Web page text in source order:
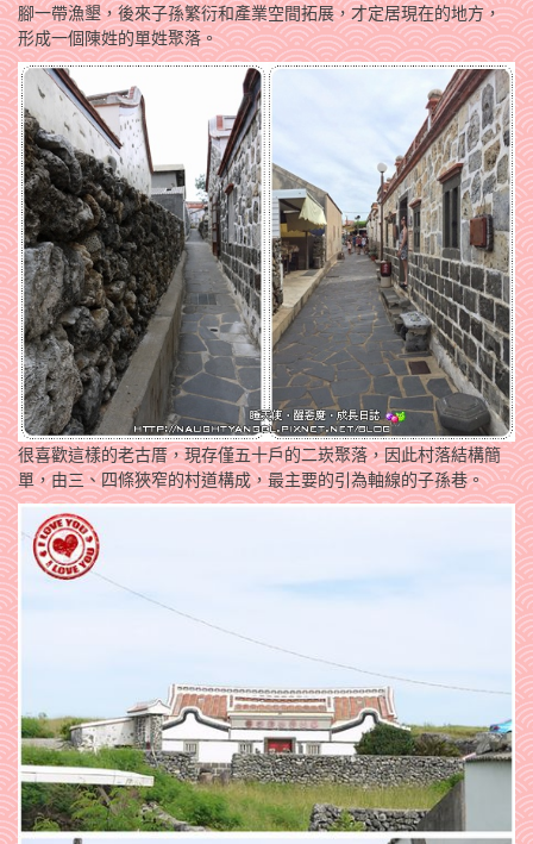
腳一帶漁墾，後來子孫繁衍和產業空間拓展，才定居現在的地方，
形成一個陳姓的單姓聚落。
很喜歡這樣的老古厝，現存僅五十戶的二崁聚落，因此村落結構簡
單，由三、四條狹窄的村道構成，最主要的引為軸線的子孫巷。